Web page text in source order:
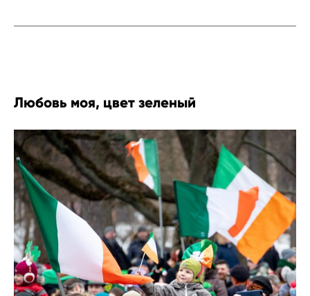
Любовь моя, цвет зеленый